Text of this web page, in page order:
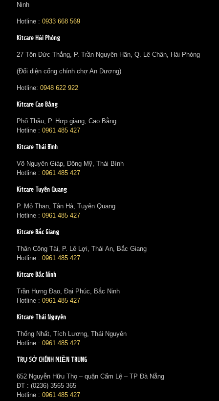
Ninh
Hotline : 0933 668 569
Kitcare Hải Phòng
27 Tôn Đức Thắng, P. Trần Nguyên Hãn, Q. Lê Chân, Hải Phòng
(Đối diện cổng chính chợ An Dương)
Hotline: 0948 622 922
Kitcare Cao Bằng
Phố Thầu, P. Hợp giang, Cao Bằng
Hotline : 0961 485 427
Kitcare Thái Bình
Võ Nguyên Giáp, Đông Mỹ, Thái Bình
Hotline : 0961 485 427
Kitcare Tuyên Quang
P. Mỏ Than, Tân Hà, Tuyên Quang
Hotline : 0961 485 427
Kitcare Bắc Giang
Thân Công Tài, P. Lê Lợi, Thái An, Bắc Giang
Hotline : 0961 485 427
Kitcare Bắc Ninh
Trần Hưng Đạo, Đại Phúc, Bắc Ninh
Hotline : 0961 485 427
Kitcare Thái Nguyên
Thống Nhất, Tích Lương, Thái Nguyên
Hotline : 0961 485 427
TRỤ SỞ CHÍNH MIỀN TRUNG
652 Nguyễn Hữu Thọ – quận Cẩm Lệ – TP Đà Nẵng
ĐT : (0236) 3565 365‬
Hotline : 0961 485 427